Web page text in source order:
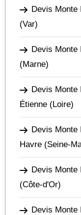
Devis Monte
(Var)
Devis Monte
(Marne)
Devis Monte
Étienne (Loire)
Devis Monte
Havre (Seine-
Devis Monte
(Côte-d'Or)
Devis Monte